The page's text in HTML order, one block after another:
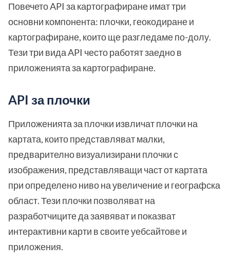
Повечето API за картографиране имат три
основни компонента: плочки, геокодиране и
картографиране, които ще разгледаме по-долу.
Тези три вида API често работят заедно в
приложенията за картографиране.
API за плочки
Приложенията за плочки извличат плочки на
картата, които представляват малки,
предварително визуализирани плочки с
изображения, представляващи част от картата
при определено ниво на увеличение и географска
област. Тези плочки позволяват на
разработчиците да заявяват и показват
интерактивни карти в своите уебсайтове и
приложения.